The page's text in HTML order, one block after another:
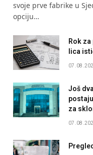
svoje prve fabrike u
opciju…
Rok
lica
Još
za